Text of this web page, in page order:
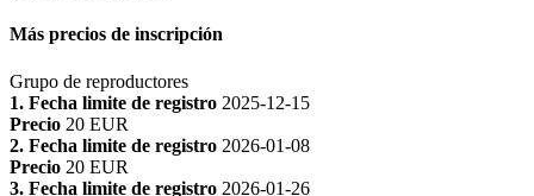
Más precios de inscripción
Grupo de reproductores
1. Fecha limite de registro 2025-12-15
Precio 20 EUR
2. Fecha limite de registro 2026-01-08
Precio 20 EUR
3. Fecha limite de registro 2026-01-26